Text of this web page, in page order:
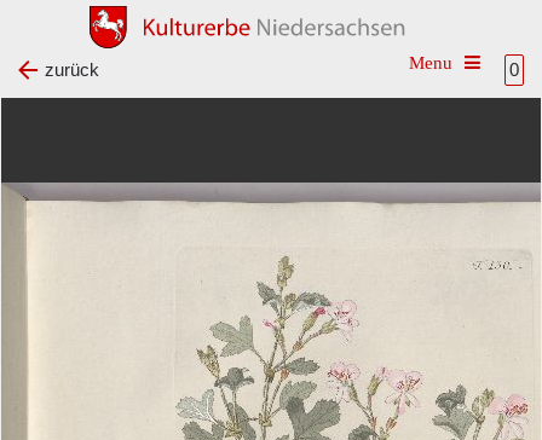
0
Toggle
zurück